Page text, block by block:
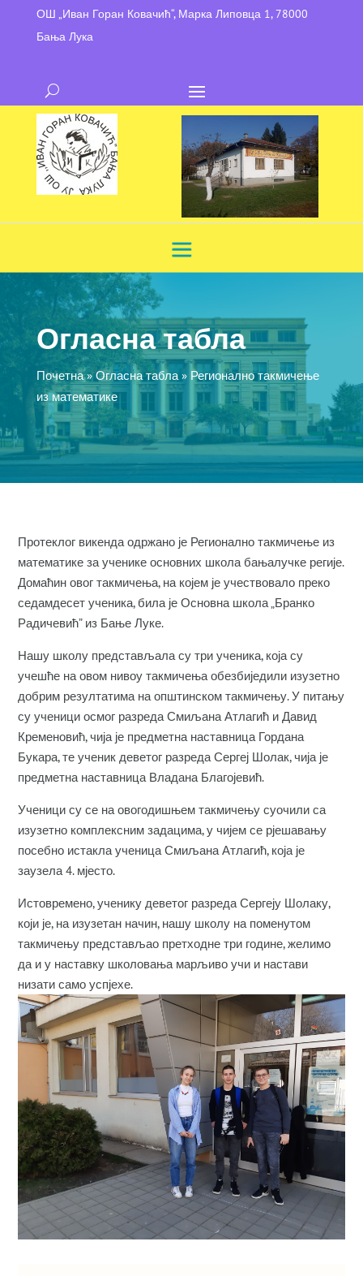
ОШ „Иван Горан Ковачић“, Марка Липовца 1, 78000
Бања Лука
Огласна табла
Почетна»Огласна табла» Регионално такмичење
из математике
Протеклог викенда одржано је Регионално такмичење из
математике за ученике основних школа бањалучке регије.
Домаћин овог такмичења, на којем је учествовало преко
седамдесет ученика, била је Основна школа „Бранко
Радичевић” из Бање Луке.
Нашу школу представљала су три ученика, која су
учешће на овом нивоу такмичења обезбиједили изузетно
добрим резултатима на општинском такмичењу. У питању
су ученици осмог разреда Смиљана Атлагић и Давид
Кременовић, чија је предметна наставница Гордана
Букара, те ученик деветог разреда Сергеј Шолак, чија је
предметна наставница Владана Благојевић.
Ученици су се на овогодишњем такмичењу суочили са
изузетно комплексним задацима, у чијем се рјешавању
посебно истакла ученица Смиљана Атлагић, која је
заузела 4. мјесто.
Истовремено, ученику деветог разреда Сергеју Шолаку,
који је, на изузетан начин, нашу школу на поменутом
такмичењу представљао претходне три године, желимо
да и у наставку школовања марљиво учи и настави
низати само успјехе.